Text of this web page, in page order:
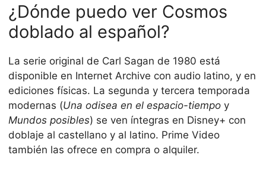
¿Dónde puedo ver Cosmos
doblado al español?
La serie original de Carl Sagan de 1980 está
disponible en Internet Archive con audio latino, y en
ediciones físicas. La segunda y tercera temporada
modernas (Una odisea en el espacio-tiempo y
Mundos posibles) se ven íntegras en Disney+ con
doblaje al castellano y al latino. Prime Video
también las ofrece en compra o alquiler.